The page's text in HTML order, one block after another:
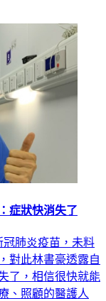
症狀快消失了
肺炎疫苗，未料
對此林書豪透露自
了，相信很快就能
、照顧的醫護人